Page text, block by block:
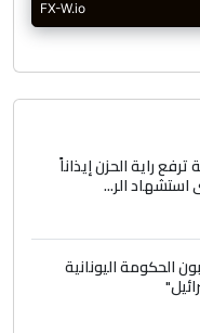
راية الحزن إيذاناً
استشهاد الر...
الحكومة اليونانية